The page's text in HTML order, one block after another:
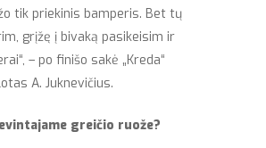
tik priekinis bamperis. Bet tų
grįžę į bivaką pasikeisim ir
– po finišo sakė „Kreda“
A. Juknevičius.
greičio ruože?